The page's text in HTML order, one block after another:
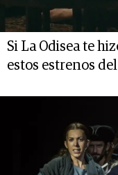
Si La Odisea te
estos estrenos